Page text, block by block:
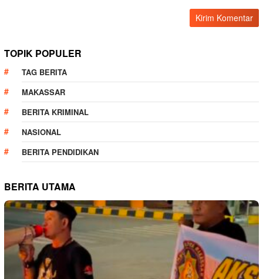
TOPIK POPULER
TAG BERITA
MAKASSAR
BERITA KRIMINAL
NASIONAL
BERITA PENDIDIKAN
BERITA UTAMA